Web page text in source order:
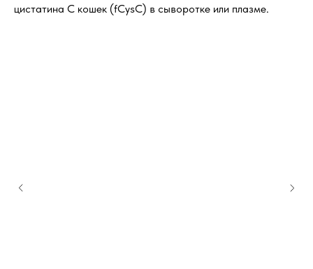
цистатина С кошек (fCysC) в сыворотке или плазме.